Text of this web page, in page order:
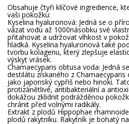
Obsahuje čtyři klíčové ingredience,
vaši pokožku:
Kyselina hyaluronová: Jedná se o
vázat vodu až 1000násobku své
přitahovat a udržovat vlhkost v
hladká. Kyselina hyaluronová také
tvorbu kolagenu, který zlepšuje
výskyt vrásek.
Chamaecyparis obtusa voda: Jedná
destilátu získaného z
jako japonský cypřiš nebo hinoki.
protizánětlivé, antibakteriální a
dokážou zklidnit podrážděnou
chránit před volnými radikály.
Extrakt z plodů Hippophae
plodů rakytníku. Rakytník je bohatý